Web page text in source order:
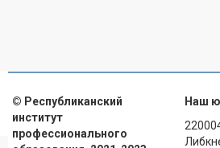
© Республиканский
институт
профессионального
Наш